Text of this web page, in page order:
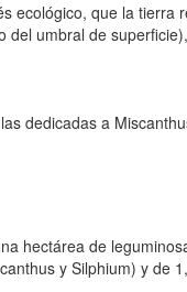
ecológico, que la tierra
umbral de
dedicadas a
hectárea de
y Silphium) y de